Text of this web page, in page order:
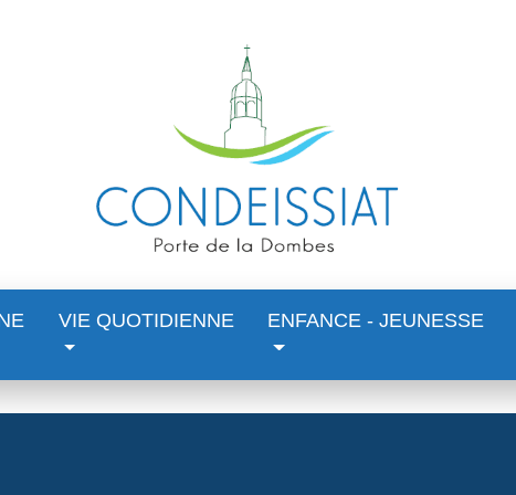
VIE QUOTIDIENNE ENFANCE - JEUNESSE